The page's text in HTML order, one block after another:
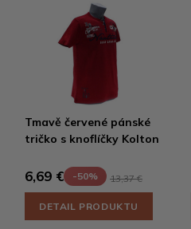
Tmavě červené pánské
tričko s knoflíčky Kolton
6,69 € -50% 13,37 €
DETAIL PRODUKTU